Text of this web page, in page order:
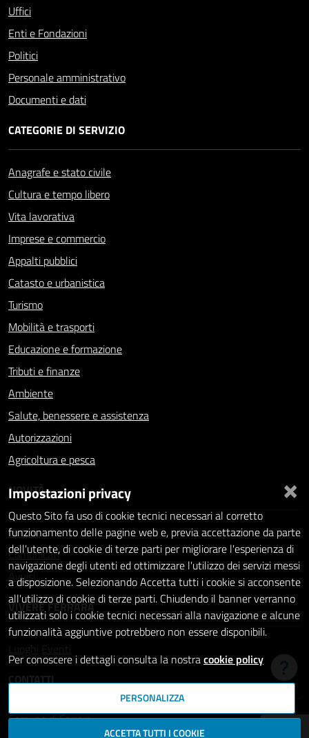
Uffici
Enti e Fondazioni
Politici
Personale amministrativo
Documenti e dati
CATEGORIE DI SERVIZIO
Anagrafe e stato civile
Cultura e tempo libero
Vita lavorativa
Imprese e commercio
Appalti pubblici
Catasto e urbanistica
Turismo
Mobilità e trasporti
Educazione e formazione
Tributi e finanze
Ambiente
Salute, benessere e assistenza
Autorizzazioni
Agricoltura e pesca
NOVITÀ
Notizie
Comunicati
Avvisi
VIVERE FERRARA
Luoghi
Eventi
CONTATTI
Comune di Ferrara
×
Impostazioni privacy
Questo Sito fa uso di cookie tecnici necessari al corretto
funzionamento delle pagine web e, previa accettazione da parte
dell'utente, di cookie di terze parti per migliorare l'esperienza di
navigazione degli utenti ed ottimizzare l'utilizzo dei servizi messi
a disposizione. Selezionando Accetta tutti i cookie si acconsente
all'utilizzo di cookie di terze parti. Chiudendo il banner verranno
utilizzati solo i cookie tecnici necessari alla navigazione e alcune
funzionalità aggiuntive potrebbero non essere disponibili.
Per conoscere i dettagli consulta la nostracookie policy
PERSONALIZZA
ACCETTA TUTTI I COOKIE
Hai